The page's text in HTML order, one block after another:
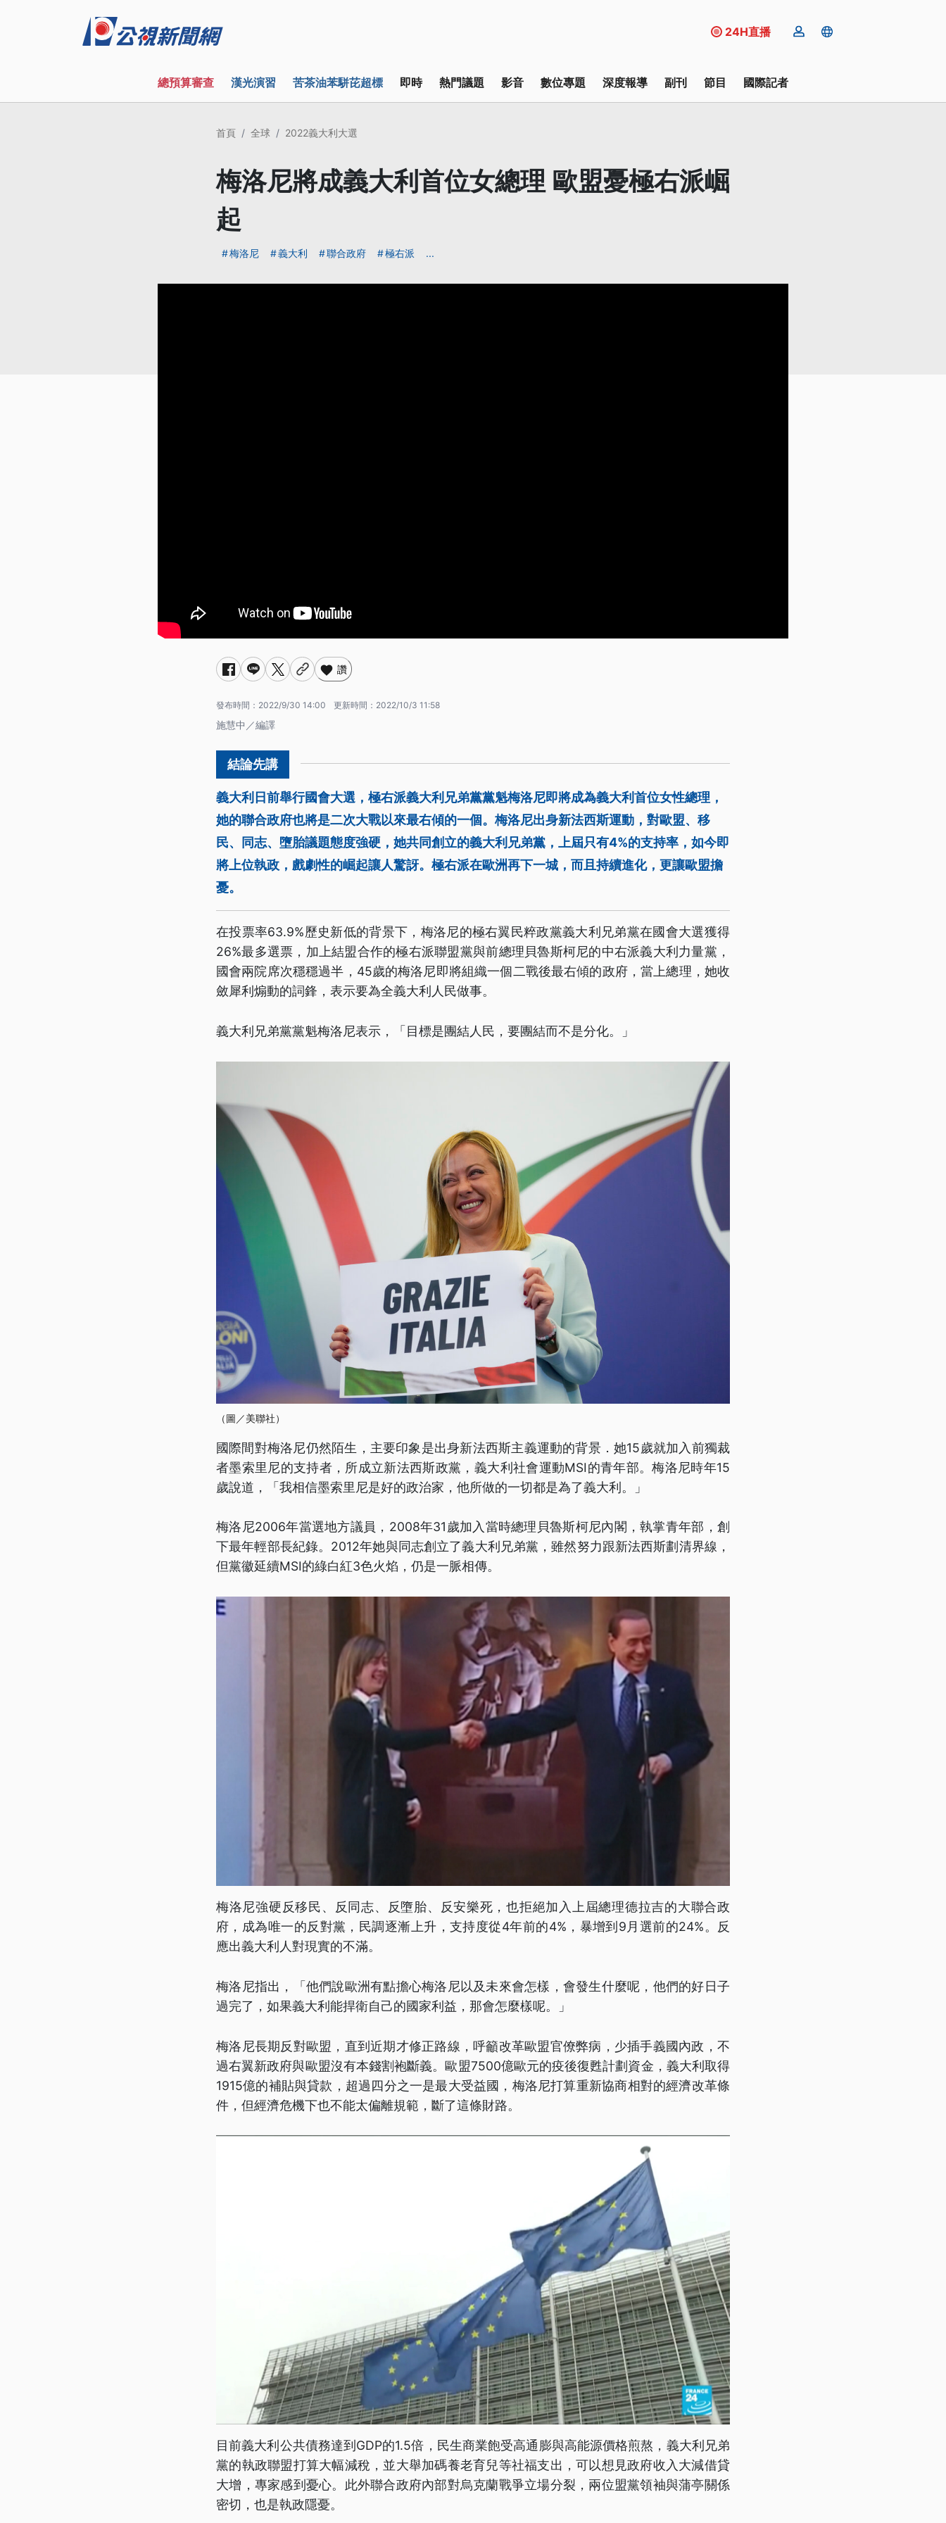
24H直播
總預算審查 漢光演習 苦茶油苯駢芘超標 即時 熱門議題 影音 數位專題 深度報導 副刊 節目 國際記者
首頁 全球 2022義大利大選
梅洛尼將成義大利首位女總理 歐盟憂極右派崛
起
梅洛尼 義大利 聯合政府 極右派 ...
讚
發布時間： 2022/9/30 14:00 更新時間： 2022/10/3 11:58
施慧中／編譯
義大利日前舉行國會大選，極右派義大利兄弟黨黨魁梅洛尼即將成為義大利首位女性總理，
她的聯合政府也將是二次大戰以來最右傾的一個。梅洛尼出身新法西斯運動，對歐盟、移
民、同志、墮胎議題態度強硬，她共同創立的義大利兄弟黨，上屆只有4%的支持率，如今即
將上位執政，戲劇性的崛起讓人驚訝。極右派在歐洲再下一城，而且持續進化，更讓歐盟擔
憂。
在投票率63.9%歷史新低的背景下，梅洛尼的極右翼民粹政黨義大利兄弟黨在國會大選獲得
26%最多選票，加上結盟合作的極右派聯盟黨與前總理貝魯斯柯尼的中右派義大利力量黨，
國會兩院席次穩穩過半，45歲的梅洛尼即將組織一個二戰後最右傾的政府，當上總理，她收
斂犀利煽動的詞鋒，表示要為全義大利人民做事。
義大利兄弟黨黨魁梅洛尼表示，「目標是團結人民，要團結而不是分化。」
（圖／美聯社）
國際間對梅洛尼仍然陌生，主要印象是出身新法西斯主義運動的背景．她15歲就加入前獨裁
者墨索里尼的支持者，所成立新法西斯政黨，義大利社會運動MSI的青年部。梅洛尼時年15
歲說道，「我相信墨索里尼是好的政治家，他所做的一切都是為了義大利。」
梅洛尼2006年當選地方議員，2008年31歲加入當時總理貝魯斯柯尼內閣，執掌青年部，創
下最年輕部長紀錄。2012年她與同志創立了義大利兄弟黨，雖然努力跟新法西斯劃清界線，
但黨徽延續MSI的綠白紅3色火焰，仍是一脈相傳。
梅洛尼強硬反移民、反同志、反墮胎、反安樂死，也拒絕加入上屆總理德拉吉的大聯合政
府，成為唯一的反對黨，民調逐漸上升，支持度從4年前的4%，暴增到9月選前的24%。反
應出義大利人對現實的不滿。
梅洛尼指出，「他們說歐洲有點擔心梅洛尼以及未來會怎樣，會發生什麼呢，他們的好日子
過完了，如果義大利能捍衛自己的國家利益，那會怎麼樣呢。」
梅洛尼長期反對歐盟，直到近期才修正路線，呼籲改革歐盟官僚弊病，少插手義國內政，不
過右翼新政府與歐盟沒有本錢割袍斷義。歐盟7500億歐元的疫後復甦計劃資金，義大利取得
1915億的補貼與貸款，超過四分之一是最大受益國，梅洛尼打算重新協商相對的經濟改革條
件，但經濟危機下也不能太偏離規範，斷了這條財路。
目前義大利公共債務達到GDP的1.5倍，民生商業飽受高通膨與高能源價格煎熬，義大利兄弟
黨的執政聯盟打算大幅減稅，並大舉加碼養老育兒等社福支出，可以想見政府收入大減借貸
大增，專家感到憂心。此外聯合政府內部對烏克蘭戰爭立場分裂，兩位盟黨領袖與蒲亭關係
密切，也是執政隱憂。